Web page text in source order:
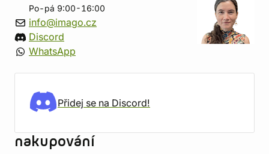
Po-pá 9:00-16:00
info@imago.cz
Discord
WhatsApp
Přidej se na Discord!
nakupování